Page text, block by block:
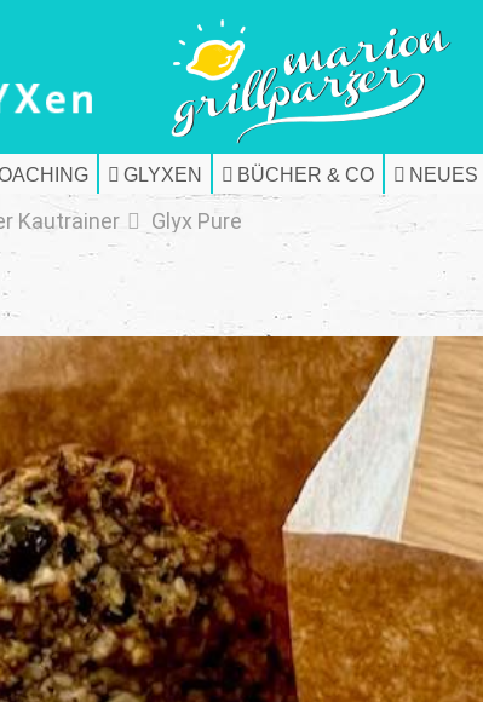
GLYXEN BÜCHER & CO NEUES
Kautrainer Glyx Pure